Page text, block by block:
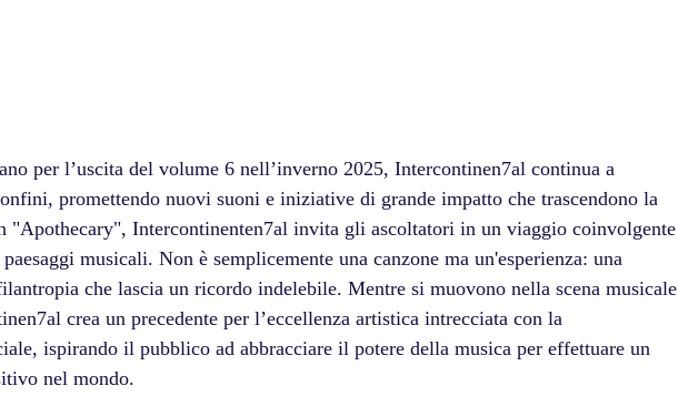
promettendo nuovi suoni e iniziative di grande impatto che trascendono la
"Apothecary", Intercontinenten7al invita gli ascoltatori in un viaggio coinvolgente
musicali. Non è semplicemente una canzone ma un'esperienza: una
che lascia un ricordo indelebile. Mentre si muovono nella scena musicale
crea un precedente per l’eccellenza artistica intrecciata con la
ispirando il pubblico ad abbracciare il potere della musica per effettuare un
nel mondo.